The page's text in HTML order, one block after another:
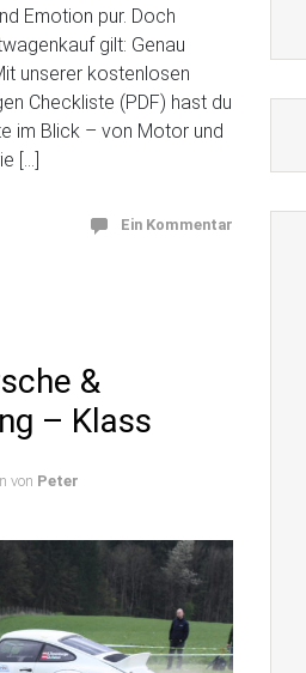
Emotion pur. Doch
gilt: Genau
unserer kostenlosen
Checkliste (PDF) hast du
im Blick – von Motor und
[…]
Ein Kommentar
&
– Klass
von Peter